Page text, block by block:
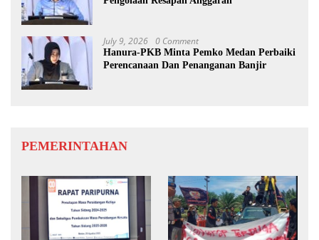
July 9, 2026 0 Comment
Hanura-PKB Minta Pemko Medan Perbaiki
Perencanaan Dan Penanganan Banjir
PEMERINTAHAN